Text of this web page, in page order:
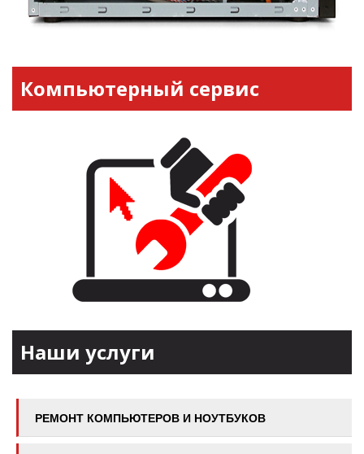
Компьютерный сервис
Наши услуги
РЕМОНТ КОМПЬЮТЕРОВ И НОУТБУКОВ